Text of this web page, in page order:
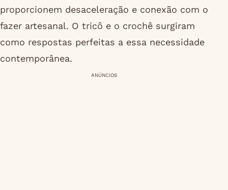
proporcionem desaceleração e conexão com o
fazer artesanal. O tricô e o crochê surgiram
como respostas perfeitas a essa necessidade
contemporânea.
ANÚNCIOS